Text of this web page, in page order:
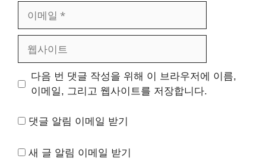
일
트
다음 번 댓글 작성을 위해 이 브라우저에 이름,
이메일, 그리고 웹사이트를 저장합니다.
댓글 알림 이메일 받기
새 글 알림 이메일 받기